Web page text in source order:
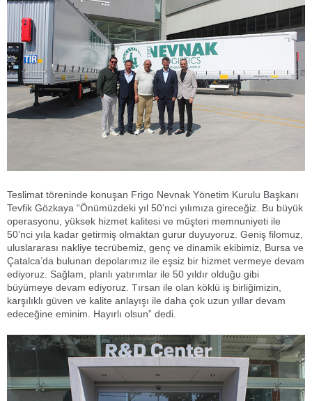
Teslimat töreninde konuşan Frigo Nevnak Yönetim Kurulu Başkanı
Tevfik Gözkaya “Önümüzdeki yıl 50’nci yılımıza gireceğiz. Bu büyük
operasyonu, yüksek hizmet kalitesi ve müşteri memnuniyeti ile
50’nci yıla kadar getirmiş olmaktan gurur duyuyoruz. Geniş filomuz,
uluslararası nakliye tecrübemiz, genç ve dinamik ekibimiz, Bursa ve
Çatalca’da bulunan depolarımız ile eşsiz bir hizmet vermeye devam
ediyoruz. Sağlam, planlı yatırımlar ile 50 yıldır olduğu gibi
büyümeye devam ediyoruz. Tırsan ile olan köklü iş birliğimizin,
karşılıklı güven ve kalite anlayışı ile daha çok uzun yıllar devam
edeceğine eminim. Hayırlı olsun” dedi.